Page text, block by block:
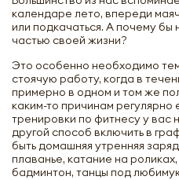
календаре лето, впереди
или подкачаться. А почему бы
частью своей жизни?
Это особенно необходимо
стоячую работу, когда в
примерно в одном и том же
каким-то причинам регулярно
тренировки по фитнесу у вас
другой способ включить в
быть домашняя утренняя
плаванье, катание на роликах,
бадминтон, танцы под